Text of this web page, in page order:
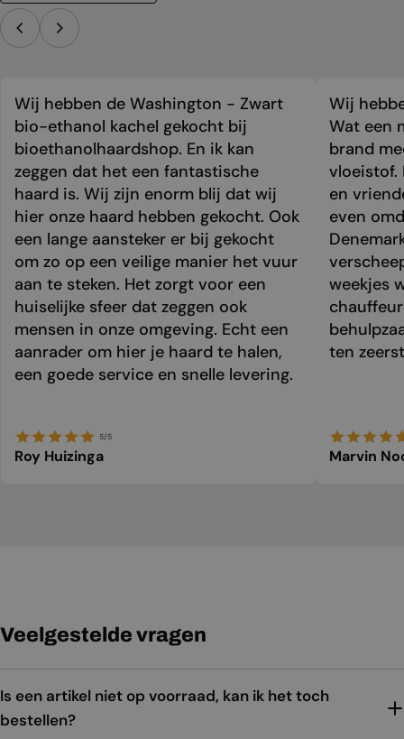
Wij hebben de Washington - Zwart
bio-ethanol kachel gekocht bij
bioethanolhaardshop. En ik kan
zeggen dat het een fantastische
haard is. Wij zijn enorm blij dat wij
hier onze haard hebben gekocht. Ook
een lange aansteker er bij gekocht
om zo op een veilige manier het vuur
aan te steken. Het zorgt voor een
huiselijke sfeer dat zeggen ook
mensen in onze omgeving. Echt een
aanrader om hier je haard te halen,
een goede service en snelle levering.
5/5
Roy Huizinga
Wij
Wat een
brand
vloeistof.
en
even
weekjes
ten
Marvin
Veelgestelde vragen
Is een artikel niet op voorraad, kan ik het toch
bestellen?